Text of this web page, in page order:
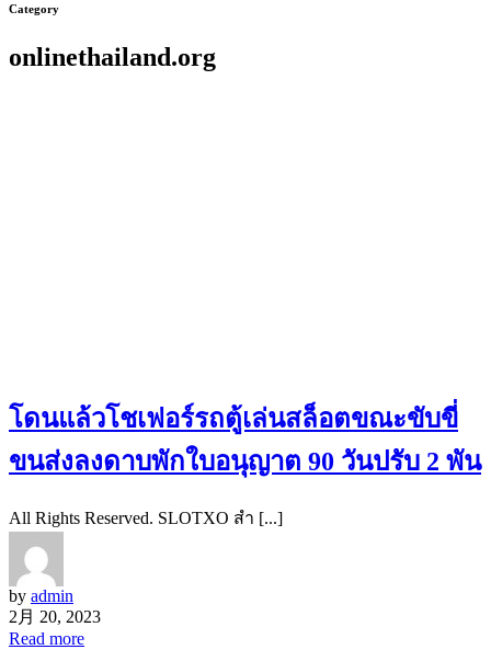
Category
onlinethailand.org
โดนแล้วโชเฟอร์รถตู้เล่นสล็อตขณะขับขี่
ขนส่งลงดาบพักใบอนุญาต 90 วันปรับ 2 พัน
All Rights Reserved. SLOTXO สำ [...]
by admin
2月 20, 2023
Read more